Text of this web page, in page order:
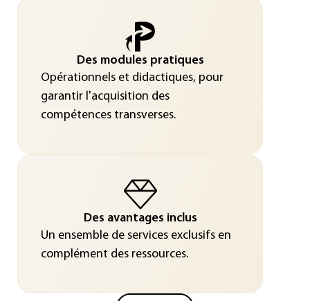
Des modules pratiques
Opérationnels et didactiques, pour
garantir l'acquisition des
compétences transverses.
Des avantages inclus
Un ensemble de services exclusifs en
complément des ressources.